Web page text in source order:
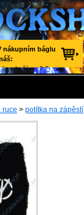
nákupním báglu
ks zboží za 0 €
DPH.
ruce > potítka na zápěstí